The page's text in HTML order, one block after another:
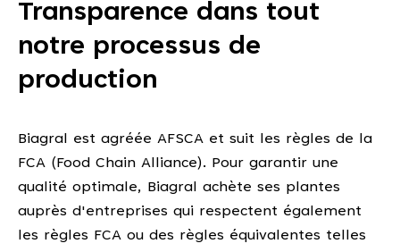
Transparence dans tout
notre processus de
production
Biagral est agréée AFSCA et suit les règles de la
FCA (Food Chain Alliance). Pour garantir une
qualité optimale, Biagral achète ses plantes
auprès d'entreprises qui respectent également
les règles FCA ou des règles équivalentes telles